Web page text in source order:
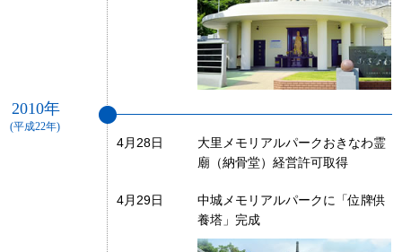
2010年
(平成22年)
4月28日
大里メモリアルパークおきなわ霊
廟（納骨堂）経営許可取得
4月29日
中城メモリアルパークに「位牌供
養塔」完成